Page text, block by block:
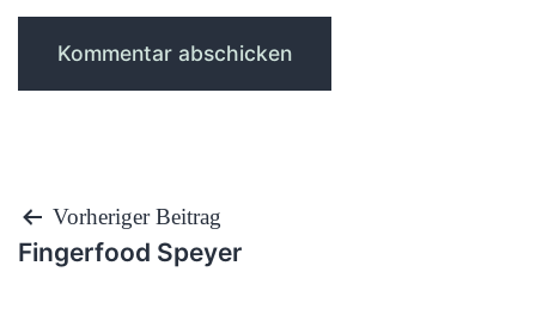
Beitragsnavigation
Vorheriger Beitrag
Fingerfood Speyer